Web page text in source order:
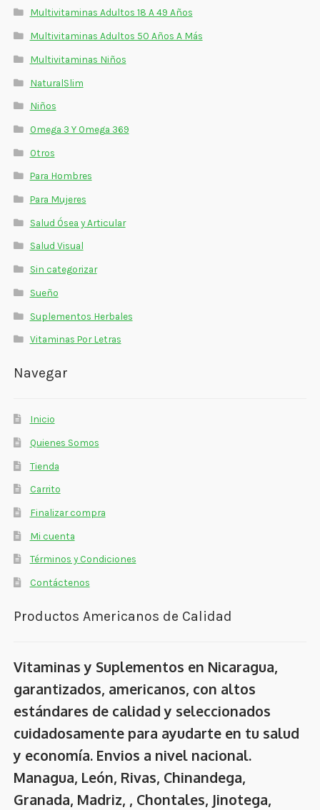
Multivitaminas Adultos 18 A 49 Años
Multivitaminas Adultos 50 Años A Más
Multivitaminas Niños
NaturalSlim
Niños
Omega 3 Y Omega 369
Otros
Para Hombres
Para Mujeres
Salud Ósea y Articular
Salud Visual
Sin categorizar
Sueño
Suplementos Herbales
Vitaminas Por Letras
Navegar
Inicio
Quienes Somos
Tienda
Carrito
Finalizar compra
Mi cuenta
Términos y Condiciones
Contáctenos
Productos Americanos de Calidad
Vitaminas y Suplementos en Nicaragua,
garantizados, americanos, con altos
estándares de calidad y seleccionados
cuidadosamente para ayudarte en tu salud
y economía. Envios a nivel nacional.
Managua, León, Rivas, Chinandega,
Granada, Madriz, , Chontales, Jinotega,